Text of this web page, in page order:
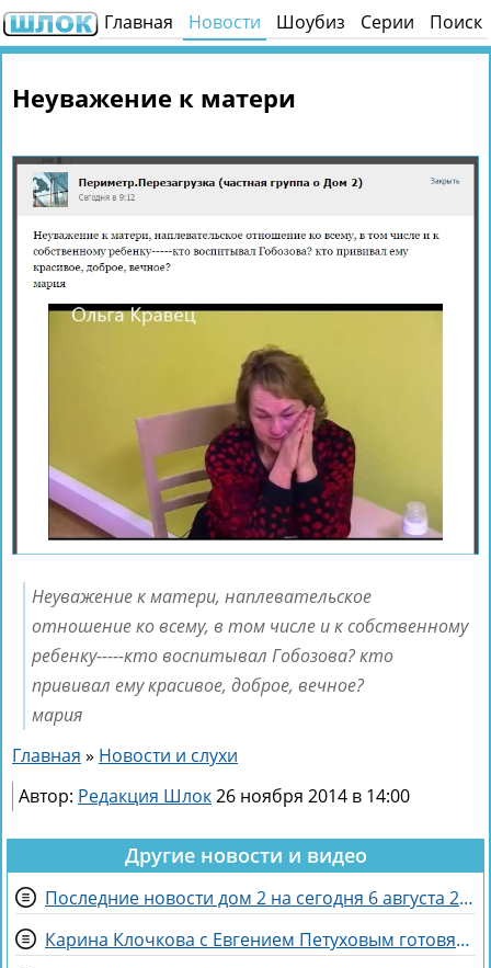
Главная Новости Шоубиз Серии Поиск
Неуважение к матери
Неуважение к матери, наплевательское
отношение ко всему, в том числе и к собственному
ребенку-----кто воспитывал Гобозова? кто
прививал ему красивое, доброе, вечное?
мария
Главная » Новости и слухи
Автор: Редакция Шлок26 ноября 2014 в 14:00
Другие новости и видео
Последние новости дом 2 на сегодня 6 августа 2026
Карина Клочкова с Евгением Петуховым готовятся к «Китайским каникулам»